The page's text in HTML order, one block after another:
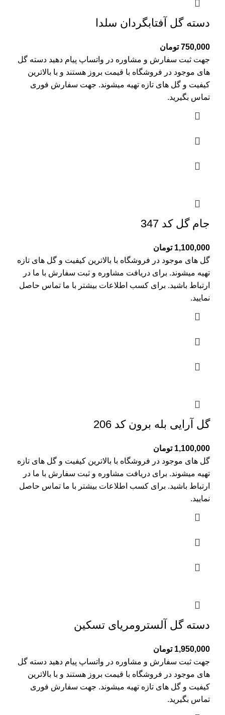
دسته گل آفتابگردان سلدا
750,000 تومان
جهت ثبت سفارش و مشاوره در واتساپ پیام دهید دسته گل
های موجود در فروشگاه با قیمت بروز هستند و با بالاترین
کیفیت و گل های تازه تهیه میشوند. جهت سفارش فوری
تماس بگیرید.
جام گل کد 347
1,100,000 تومان
گل های موجود در فروشگاه با بالاترین کیفیت و گل های تازه
تهیه میشوند. برای دریافت مشاوره و ثبت سفارش با ما در
ارتباط باشید. برای کسب اطلاعات بیشتر با ما تماس حاصل
نمایید.
گل آرایی بله برون کد 206
1,100,000 تومان
گل های موجود در فروشگاه با بالاترین کیفیت و گل های تازه
تهیه میشوند. برای دریافت مشاوره و ثبت سفارش با ما در
ارتباط باشید. برای کسب اطلاعات بیشتر با ما تماس حاصل
نمایید.
دسته گل آلسترومریای تسکین
1,950,000 تومان
جهت ثبت سفارش و مشاوره در واتساپ پیام دهید دسته گل
های موجود در فروشگاه با قیمت بروز هستند و با بالاترین
کیفیت و گل های تازه تهیه میشوند. جهت سفارش فوری
تماس بگیرید.